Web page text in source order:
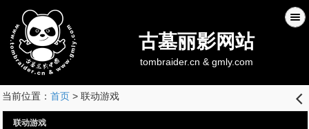
古墓丽影网站
tombraider.cn & gmly.com
当前位置： 首页> 联动游戏 󰊒
联动游戏